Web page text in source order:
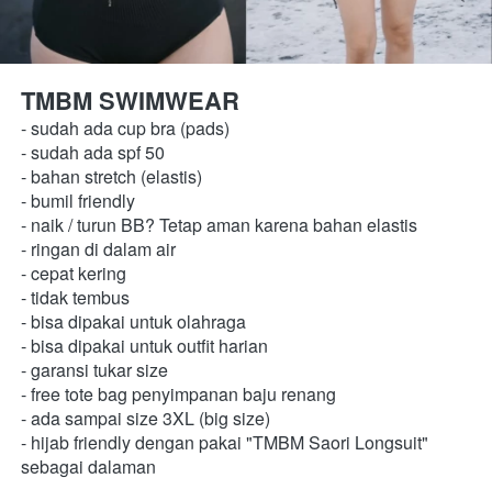
TMBM SWIMWEAR
- sudah ada cup bra (pads)
- sudah ada spf 50
- bahan stretch (elastis)
- bumil friendly
- naik / turun BB? Tetap aman karena bahan elastis
- ringan di dalam air
- cepat kering
- tidak tembus
- bisa dipakai untuk olahraga
- bisa dipakai untuk outfit harian
- garansi tukar size
- free tote bag penyimpanan baju renang
- ada sampai size 3XL (big size)
- hijab friendly dengan pakai "TMBM Saori Longsuit"
sebagai dalaman